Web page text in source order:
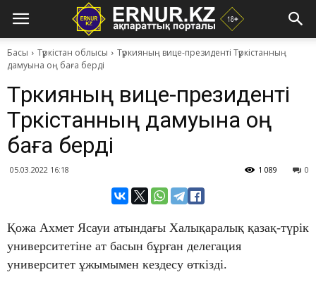
Басы Түркістан облысы
Түркияның вице-президенті Түркістанның
дамуына оң баға берді
Түркияның вице-президенті
Түркістанның дамуына оң
баға берді
05.03.2022 16:18 0
1 089
Қожа Ахмет Ясауи атындағы Халықаралық қазақ-түрік
университетіне ат басын бұрған делегация
университет ұжымымен кездесу өткізді.